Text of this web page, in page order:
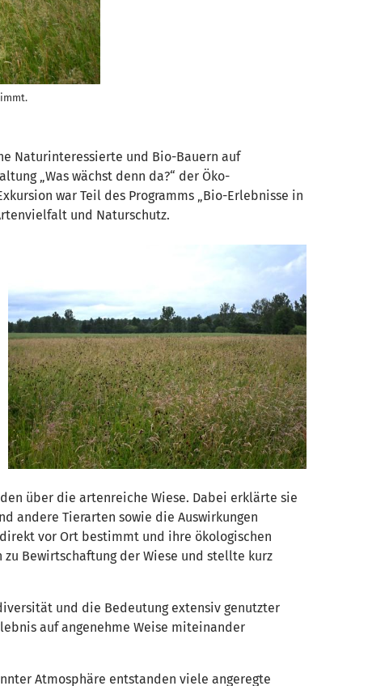
Naturinteressierte und Bio-Bauern auf
„Was wächst denn da?“ der Öko-
war Teil des Programms „Bio-Erlebnisse in
und Naturschutz.
über die artenreiche Wiese. Dabei erklärte sie
andere Tierarten sowie die Auswirkungen
vor Ort bestimmt und ihre ökologischen
Bewirtschaftung der Wiese und stellte kurz
und die Bedeutung extensiv genutzter
auf angenehme Weise miteinander
Atmosphäre entstanden viele angeregte